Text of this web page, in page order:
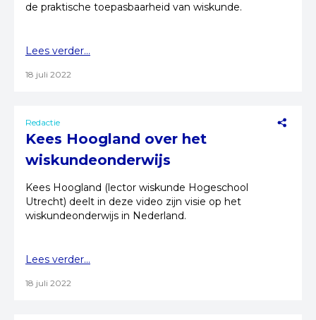
de praktische toepasbaarheid van wiskunde.
Lees verder...
18 juli 2022
Redactie
Kees Hoogland over het
wiskundeonderwijs
Kees Hoogland (lector wiskunde Hogeschool
Utrecht) deelt in deze video zijn visie op het
wiskundeonderwijs in Nederland.
Lees verder...
18 juli 2022